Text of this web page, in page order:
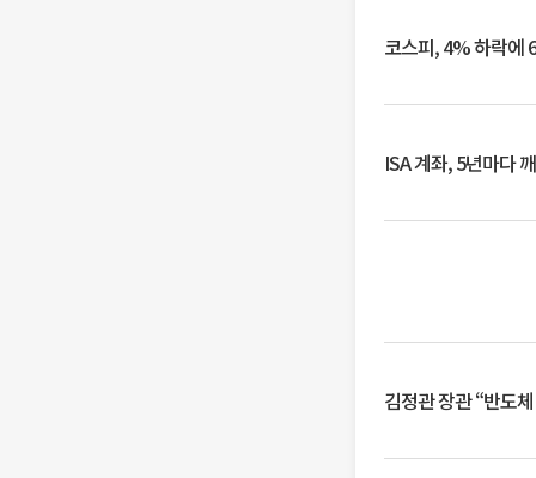
코스피, 4% 하락에
ISA 계좌, 5년마다
김정관 장관 “반도